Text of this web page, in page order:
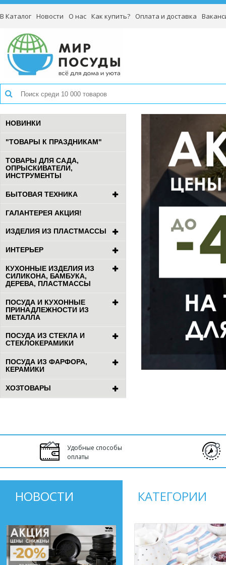
В Каталог Новости О нас Как купить? Оплата и доставка
НОВИНКИ
"ТОВАРЫ К ПРАЗДНИКАМ"
ТОВАРЫ ДЛЯ САДА,
ОПРЫСКИВАТЕЛИ,
ИНСТРУМЕНТЫ
БЫТОВАЯ ТЕХНИКА
ГАЛАНТЕРЕЯ АКЦИЯ!
ИЗДЕЛИЯ ИЗ ПЛАСТМАССЫ
ИНТЕРЬЕР
КУХОННЫЕ ИЗДЕЛИЯ ИЗ
СИЛИКОНА, БАМБУКА,
ДЕРЕВА, ПЛАСТМАССЫ
ПОСУДА И КУХОННЫЕ
ПРИНАДЛЕЖНОСТИ ИЗ
МЕТАЛЛА
ПОСУДА ИЗ СТЕКЛА И
СТЕКЛОКЕРАМИКИ
ПОСУДА ИЗ ФАРФОРА,
КЕРАМИКИ
ХОЗТОВАРЫ
Удобные способы
оплаты
НОВОСТИ КАТЕГОРИИ